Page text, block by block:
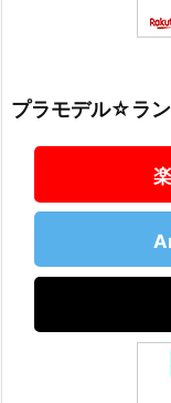
プラモデル☆ラ